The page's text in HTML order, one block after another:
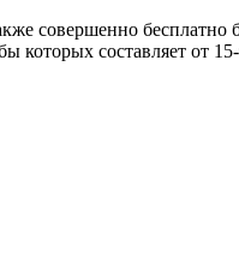
совершенно бесплатно
составляет от